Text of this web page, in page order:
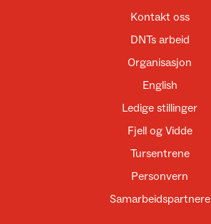
Kontakt oss
DNTs arbeid
Organisasjon
English
Ledige stillinger
Fjell og Vidde
Tursentrene
Personvern
Samarbeidspartnere